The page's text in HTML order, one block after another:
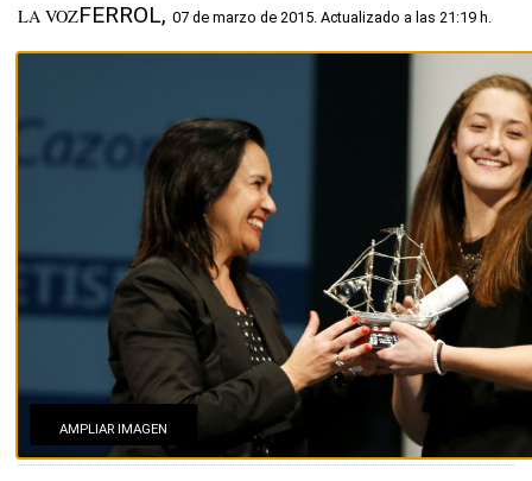
LA VOZFERROL, 07 de marzo de 2015. Actualizado a las 21:19 h.
AMPLIAR IMAGEN